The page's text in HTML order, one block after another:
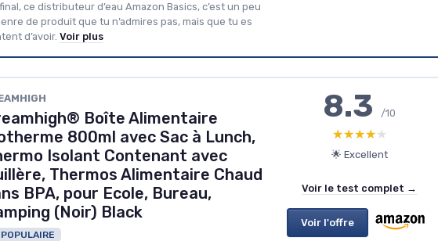
ce distributeur d’eau Amazon Basics, c’est un peu
de produit que tu n’admires pas, mais que tu es
d’avoir. Voir plus
Boîte Alimentaire
800ml avec Sac à Lunch,
Isolant Contenant avec
Thermos Alimentaire Chaud
BPA, pour Ecole, Bureau,
(Noir) Black
POPULAIRE
8.3/10
★★★★★
★★★★★
🌟 Excellent
Voir le test complet →
Voir l'offre